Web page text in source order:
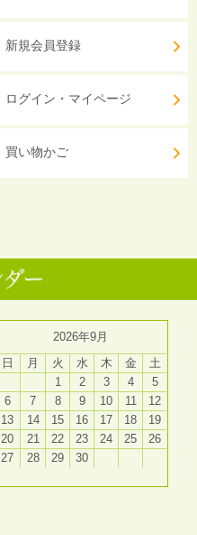
新規会員登録
ログイン・マイページ
買い物かご
2026年9月
日
月 火 水 木 金
土
1
2 3 4
5
6
7 8 9 10 11
12
13
14 15 16 17 18
19
20
21 22 23 24 25
26
27
28 29 30